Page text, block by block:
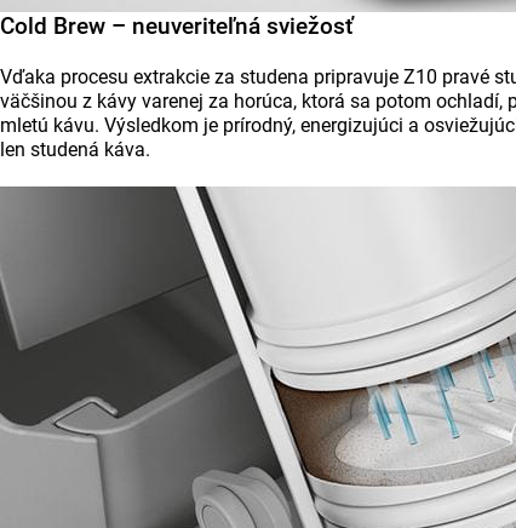
Cold Brew – neuveriteľná sviežosť
Vďaka procesu extrakcie za studena pripravuje Z10 pravé
väčšinou z kávy varenej za horúca, ktorá sa potom
mletú kávu. Výsledkom je prírodný, energizujúci a
len studená káva.